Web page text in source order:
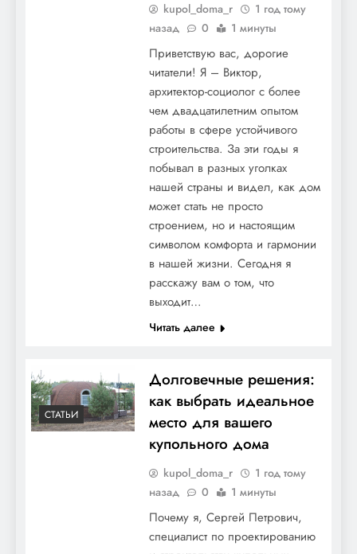
kupol_doma_r
1 год тому
назад
0 1 минуты
Приветствую вас, дорогие
читатели! Я – Виктор,
архитектор-социолог с более
чем двадцатилетним опытом
работы в сфере устойчивого
строительства. За эти годы я
побывал в разных уголках
нашей страны и видел, как дом
может стать не просто
строением, но и настоящим
символом комфорта и гармонии
в нашей жизни. Сегодня я
расскажу вам о том, что
выходит…
Читать далее
СТАТЬИ
Долговечные решения:
как выбрать идеальное
место для вашего
купольного дома
kupol_doma_r
1 год тому
назад
0 1 минуты
Почему я, Сергей Петрович,
специалист по проектированию